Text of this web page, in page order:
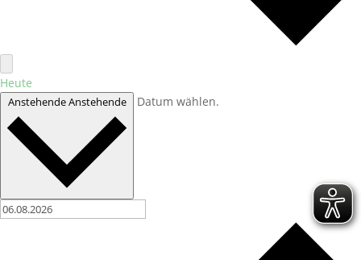
Heute
AnstehendeAnstehende Datum wählen.